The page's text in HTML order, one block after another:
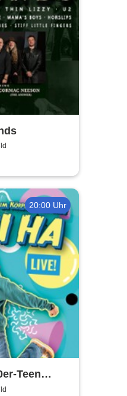
20:00 Uhr
Teen
eines